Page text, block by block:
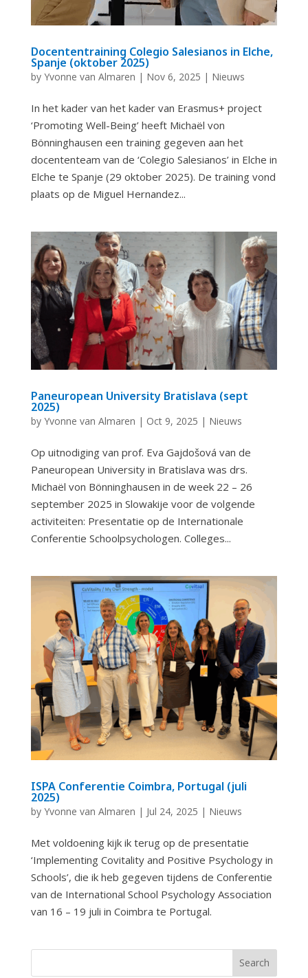
Docententraining Colegio Salesianos in Elche,
Spanje (oktober 2025)
by Yvonne van Almaren | Nov 6, 2025 | Nieuws
In het kader van het kader van Erasmus+ project
‘Promoting Well-Being’ heeft Michaël von
Bönninghausen een training gegeven aan het
docententeam van de ‘Colegio Salesianos’ in Elche in
Elche te Spanje (29 oktober 2025). De training vond
plaats op de Miguel Hernandez...
Paneuropean University Bratislava (sept
2025)
by Yvonne van Almaren | Oct 9, 2025 | Nieuws
Op uitnodiging van prof. Eva Gajdošová van de
Paneuropean University in Bratislava was drs.
Michaël von Bönninghausen in de week 22 – 26
september 2025 in Slowakije voor de volgende
activiteiten: Presentatie op de Internationale
Conferentie Schoolpsychologen. Colleges...
ISPA Conferentie Coimbra, Portugal (juli
2025)
by Yvonne van Almaren | Jul 24, 2025 | Nieuws
Met voldoening kijk ik terug op de presentatie
‘Implementing Covitality and Positive Psychology in
Schools’, die ik heb gegeven tijdens de Conferentie
van de International School Psychology Association
van 16 – 19 juli in Coimbra te Portugal.
Search